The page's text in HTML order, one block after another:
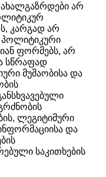
არ
კარგად არ
პოლიტიკური
ფორმებს, არ
სწრაფად
მუშაობისა და
ლეგიტიმური
და
საკითხების